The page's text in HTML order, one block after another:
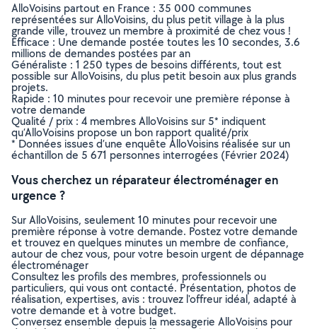
AlloVoisins partout en France : 35 000 communes
représentées sur AlloVoisins, du plus petit village à la plus
grande ville, trouvez un membre à proximité de chez vous !
Efficace : Une demande postée toutes les 10 secondes, 3.6
millions de demandes postées par an
Généraliste : 1 250 types de besoins différents, tout est
possible sur AlloVoisins, du plus petit besoin aux plus grands
projets.
Rapide : 10 minutes pour recevoir une première réponse à
votre demande
Qualité / prix : 4 membres AlloVoisins sur 5* indiquent
qu’AlloVoisins propose un bon rapport qualité/prix
* Données issues d’une enquête AlloVoisins réalisée sur un
échantillon de 5 671 personnes interrogées (Février 2024)
Vous cherchez un réparateur électroménager en
urgence ?
Sur AlloVoisins, seulement 10 minutes pour recevoir une
première réponse à votre demande. Postez votre demande
et trouvez en quelques minutes un membre de confiance,
autour de chez vous, pour votre besoin urgent de dépannage
électroménager
Consultez les profils des membres, professionnels ou
particuliers, qui vous ont contacté. Présentation, photos de
réalisation, expertises, avis : trouvez l'offreur idéal, adapté à
votre demande et à votre budget.
Conversez ensemble depuis la messagerie AlloVoisins pour